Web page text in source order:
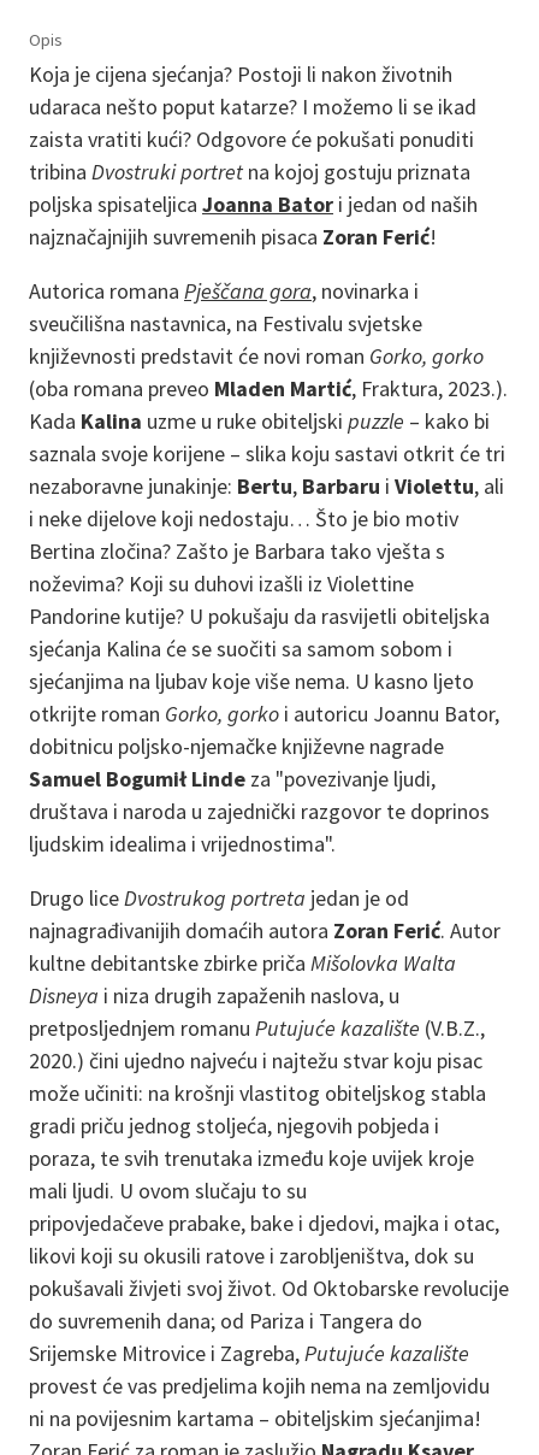
Opis
Koja je cijena sjećanja? Postoji li nakon životnih
udaraca nešto poput katarze? I možemo li se ikad
zaista vratiti kući? Odgovore će pokušati ponuditi
tribina Dvostruki portret na kojoj gostuju priznata
poljska spisateljica Joanna Bator i jedan od naših
najznačajnijih suvremenih pisaca Zoran Ferić!
Autorica romana Pješčana gora, novinarka i
sveučilišna nastavnica, na Festivalu svjetske
književnosti predstavit će novi roman Gorko, gorko
(oba romana preveo Mladen Martić, Fraktura, 2023.).
Kada Kalina uzme u ruke obiteljski puzzle – kako bi
saznala svoje korijene – slika koju sastavi otkrit će tri
nezaboravne junakinje: Bertu, Barbaru i Violettu, ali
i neke dijelove koji nedostaju… Što je bio motiv
Bertina zločina? Zašto je Barbara tako vješta s
noževima? Koji su duhovi izašli iz Violettine
Pandorine kutije? U pokušaju da rasvijetli obiteljska
sjećanja Kalina će se suočiti sa samom sobom i
sjećanjima na ljubav koje više nema. U kasno ljeto
otkrijte roman Gorko, gorko i autoricu Joannu Bator,
dobitnicu poljsko-njemačke književne nagrade
Samuel Bogumił Linde za "povezivanje ljudi,
društava i naroda u zajednički razgovor te doprinos
ljudskim idealima i vrijednostima".
Drugo liceDvostrukog portreta jedan je od
najnagrađivanijih domaćih autora Zoran Ferić. Autor
kultne debitantske zbirke priča Mišolovka Walta
Disneya i niza drugih zapaženih naslova, u
pretposljednjem romanu Putujuće kazalište (V.B.Z.,
2020.) čini ujedno najveću i najtežu stvar koju pisac
može učiniti: na krošnji vlastitog obiteljskog stabla
gradi priču jednog stoljeća, njegovih pobjeda i
poraza, te svih trenutaka između koje uvijek kroje
mali ljudi. U ovom slučaju to su
pripovjedačeve prabake, bake i djedovi, majka i otac,
likovi koji su okusili ratove i zarobljeništva, dok su
pokušavali živjeti svoj život. Od Oktobarske revolucije
do suvremenih dana; od Pariza i Tangera do
Srijemske Mitrovice i Zagreba,Putujuće kazalište
provest će vas predjelima kojih nema na zemljovidu
ni na povijesnim kartama – obiteljskim sjećanjima!